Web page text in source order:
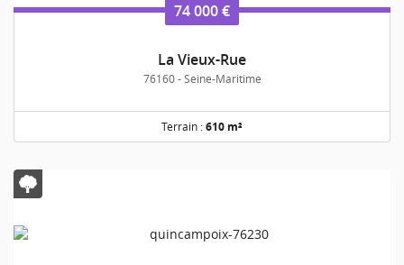
74 000 €
La Vieux-Rue
76160 - Seine-Maritime
Terrain :610 m²